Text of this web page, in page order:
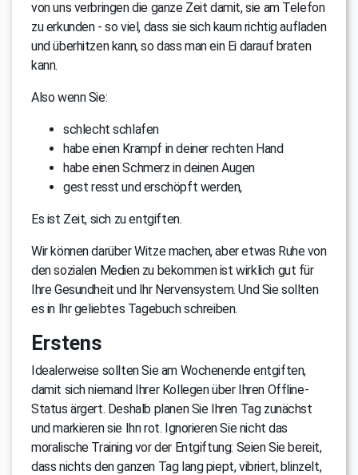
von uns verbringen die ganze Zeit damit, sie am Telefon
zu erkunden - so viel, dass sie sich kaum richtig aufladen
und überhitzen kann, so dass man ein Ei darauf braten
kann.
Also wenn Sie:
schlecht schlafen
habe einen Krampf in deiner rechten Hand
habe einen Schmerz in deinen Augen
gest resst und erschöpft werden,
Es ist Zeit, sich zu entgiften.
Wir können darüber Witze machen, aber etwas Ruhe von
den sozialen Medien zu bekommen ist wirklich gut für
Ihre Gesundheit und Ihr Nervensystem. Und Sie sollten
es in Ihr geliebtes Tagebuch schreiben.
Erstens
Idealerweise sollten Sie am Wochenende entgiften,
damit sich niemand Ihrer Kollegen über Ihren Offline-
Status ärgert. Deshalb planen Sie Ihren Tag zunächst
und markieren sie Ihn rot. Ignorieren Sie nicht das
moralische Training vor der Entgiftung: Seien Sie bereit,
dass nichts den ganzen Tag lang piept, vibriert, blinzelt,